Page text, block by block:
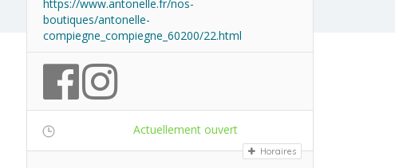
https://www.antonelle.fr/nos-
boutiques/antonelle-
compiegne_compiegne_60200/22.html
Actuellement ouvert
Horaires